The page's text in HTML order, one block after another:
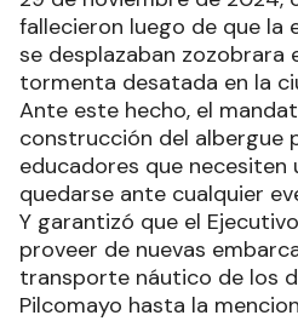
fallecieron luego de que la
se desplazaban zozobrara
tormenta desatada en la
Ante este hecho, el
construcción del albergue
educadores que necesiten
quedarse ante cualquier
Y garantizó que el
proveer de nuevas
transporte náutico de los
Pilcomayo hasta la